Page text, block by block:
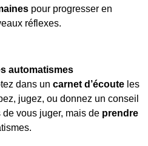
pour progresser en
réflexes.
automatismes
dans un carnet d’écoute les
jugez, ou donnez un conseil
de vous juger, mais de prendre